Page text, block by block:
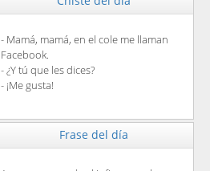
- Mamá, mamá, en el cole me llaman
Facebook.
- ¿Y tú que les dices?
- ¡Me gusta!
Frase del día